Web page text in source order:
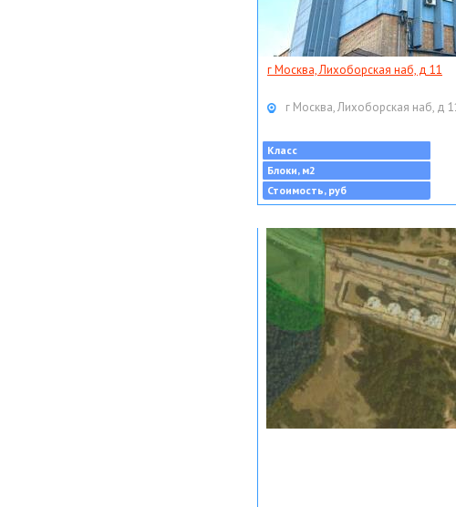
г Москва, Лихоборская наб, д 11
г Москва, Лихоборская наб, д
Класс
Блоки, м2
Стоимость, руб